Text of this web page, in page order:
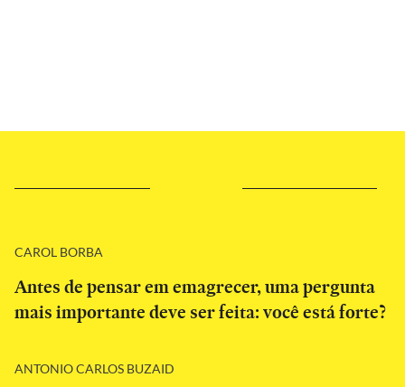
CAROL BORBA
Antes de pensar em emagrecer, uma pergunta
mais importante deve ser feita: você está forte?
ANTONIO CARLOS BUZAID